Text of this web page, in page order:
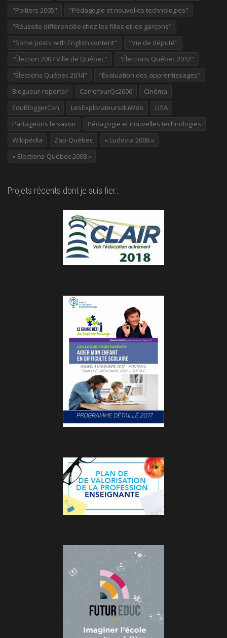
"Poitiers 2005"
"Pédagogie et nouvelles technologies"
"Réussite différenciée chez les filles et les garçons"
"Some posts with English content"
"Vie de député"
"Élection 2007 Ville de Québec"
"Élections Québec 2012"
"Élections Québec 2014"
"Évaluation des apprentissages"
Blogueur-reporter
CarrefourQc2006
Cinéma
EduBloggerCon
LesExplorateursduWeb
LIfIA
Partageons le savoir
Pédagogie et nouvelles technologies
Wikipédia
Zap-Québec
« Ludovia 2006 »
« Élections-Québec 2008 »
Projets récents dont je suis fier…